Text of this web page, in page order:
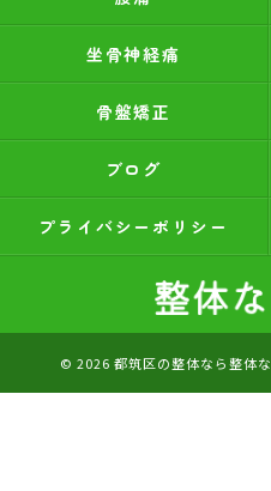
坐骨神経痛
骨盤矯正
ブログ
プライバシーポリシー
© 2026 都筑区の整体なら整体な